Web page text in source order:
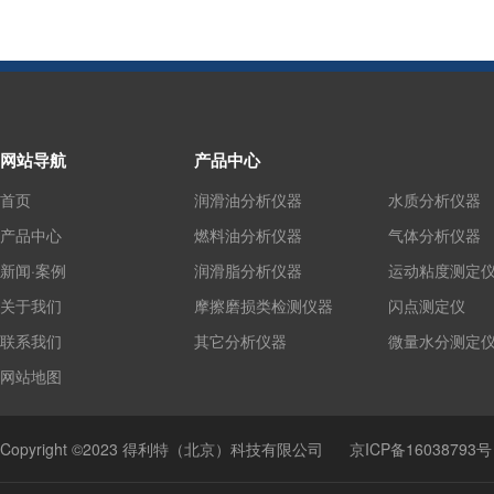
网站导航
首页
产品中心
新闻·案例
关于我们
联系我们
网站地图
产品中心
润滑油分析仪器
燃料油分析仪器
润滑脂分析仪器
摩擦磨损类检测仪器
其它分析仪器
水质分析仪器
气体分析仪器
运动粘度测定
闪点测定仪
微量水分测定
Copyright ©2023 得利特（北京）科技有限公司 京ICP备16038793号